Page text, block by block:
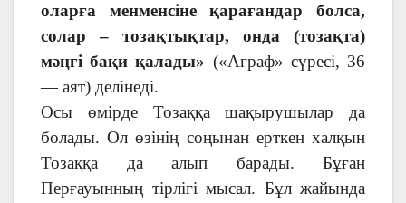
оларға менменсіне қарағандар болса,
солар – тозақтықтар, онда (тозақта)
мәңгі бақи қалады» («Ағраф» сүресі, 36
— аят) делінеді.
Осы өмірде Тозаққа шақырушылар да
болады. Ол өзінің соңынан ерткен халқын
Тозаққа да алып барады. Бұған
Перғауынның тірлігі мысал. Бұл жайында